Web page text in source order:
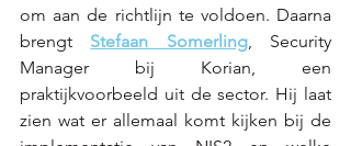
om aan de richtlijn te voldoen. Daarna
brengt Stefaan Somerling, Security
Manager bij Korian, een
praktijkvoorbeeld uit de sector. Hij laat
zien wat er allemaal komt kijken bij de